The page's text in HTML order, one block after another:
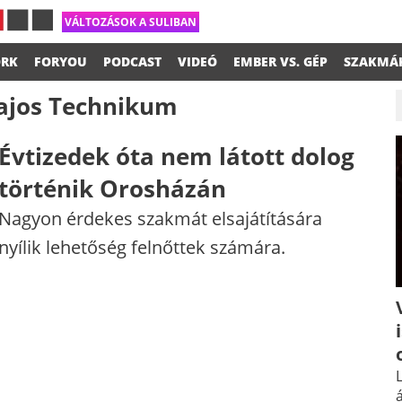
VÁLTOZÁSOK A SULIBAN
FORYOU PODCAST VIDEÓ EMBER VS. GÉP
Technikum
óta nem látott dolog
Orosházán
érdekes szakmát elsajátítására
lehetőség felnőttek számára.